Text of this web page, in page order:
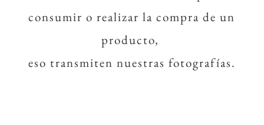
consumir o realizar la compra de un
producto,
eso transmiten nuestras fotografías.